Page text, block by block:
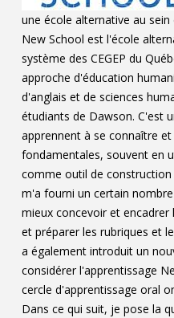
une école alternative au
New School est l'école
système des CEGEP du
approche d'éducation
d'anglais et de sciences
étudiants de Dawson. C'est
apprennent à se connaître
fondamentales, souvent en
comme outil de
m'a fourni un certain
mieux concevoir et
et préparer les rubriques et
a également introduit un
considérer l'apprentissage
cercle d'apprentissage oral
Dans ce qui suit, je pose la